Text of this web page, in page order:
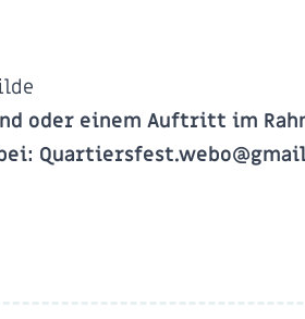
oder einem Auftritt im